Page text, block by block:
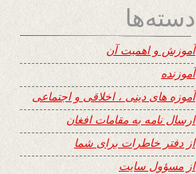
دسته‌ها
آموزش و اهمیت آن
آموزنده
آموزه های دینی ، اخلاقی و اجتماعی
ارسال نامه به مقامات افغان
از دفتر خاطرات برای شما
از مسؤول سایت